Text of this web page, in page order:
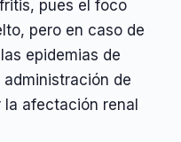
pues el foco
pero en caso de
epidemias de
de
afectación renal